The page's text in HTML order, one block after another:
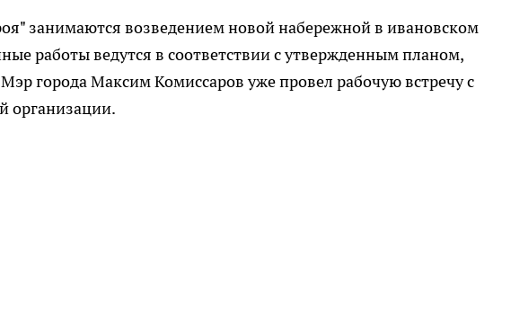
занимаются возведением новой набережной в ивановском
работы ведутся в соответствии с утвержденным планом,
Мэр города Максим Комиссаров уже провел рабочую встречу с
организации.